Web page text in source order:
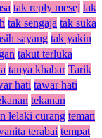
tak reply mesej tak
tak sengaja tak suka
sayang tak yakin
takut terluka
tanya khabar Tarik
hati tawar hati
tekanan
lelaki curang teman
terabai tempat